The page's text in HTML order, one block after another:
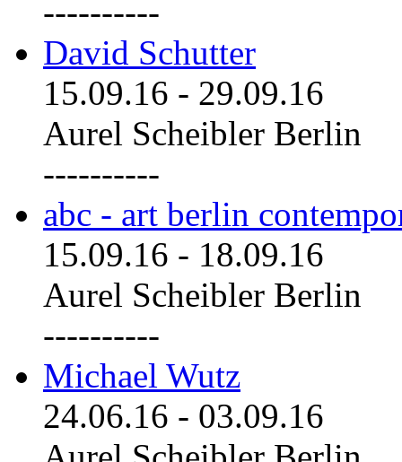
----------
David Schutter
15.09.16 - 29.09.16
Aurel Scheibler Berlin
----------
abc - art berlin
15.09.16 - 18.09.16
Aurel Scheibler Berlin
----------
Michael Wutz
24.06.16 - 03.09.16